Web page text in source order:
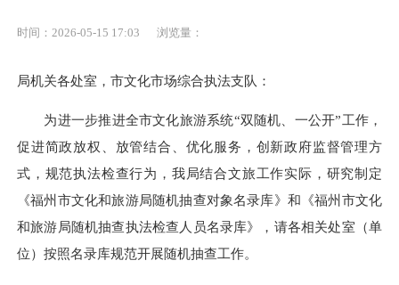
时间：2026-05-15 17:03 浏览量：
局机关各处室，市文化市场综合执法支队：
为进一步推进全市文化旅游系统“双随机、一公开”工作，
促进简政放权、放管结合、优化服务，创新政府监督管理方
式，规范执法检查行为，我局结合文旅工作实际，研究制定
《福州市文化和旅游局随机抽查对象名录库》和《福州市文化
和旅游局随机抽查执法检查人员名录库》，请各相关处室（单
位）按照名录库规范开展随机抽查工作。